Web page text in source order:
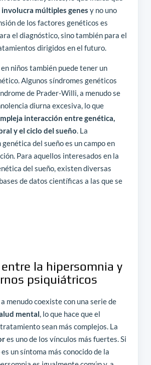
múltiples genes y no uno
de los factores genéticos es
el diagnóstico, sino también para el
dirigidos en el futuro.
en niños también puede tener un
Algunos síndromes genéticos
de Prader-Willi, a menudo se
diurna excesiva, lo que
interacción entre genética,
y el ciclo del sueño. La
del sueño es un campo en
Para aquellos interesados en la
del sueño, existen diversas
de datos científicas a las que se
la hipersomnia y
psiquiátricos
a menudo coexiste con una serie de
mental, lo que hace que el
sean más complejos. La
es uno de los vínculos más fuertes. Si
un síntoma más conocido de la